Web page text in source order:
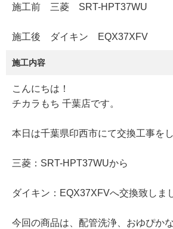
施工前 三菱 SRT-HPT37WU
施工後 ダイキン EQX37XFV
施工内容
こんにちは！
チカラもち 千葉店です。
本日は千葉県印西市にて交換工事をし
三菱：SRT-HPT37WUから
ダイキン：EQX37XFVへ交換致しま
今回の商品は、配管洗浄、おゆぴか